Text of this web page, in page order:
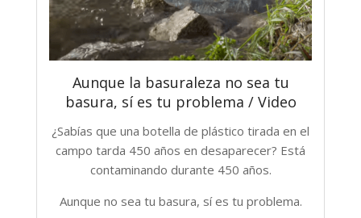
Aunque la basuraleza no sea tu
basura, sí es tu problema / Video
¿Sabías que una botella de plástico tirada en el
campo tarda 450 años en desaparecer? Está
contaminando durante 450 años.
Aunque no sea tu basura, sí es tu problema.